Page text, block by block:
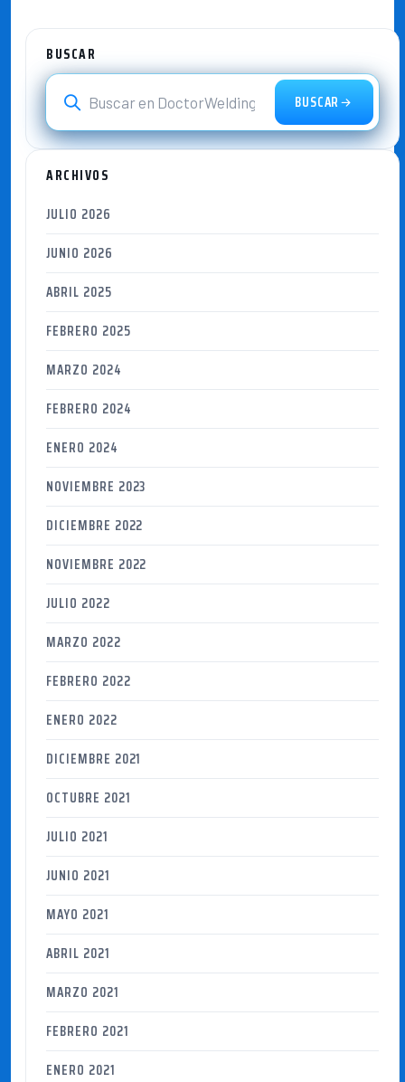
BUSCAR
BUSCAR
ARCHIVOS
JULIO 2026
JUNIO 2026
ABRIL 2025
FEBRERO 2025
MARZO 2024
FEBRERO 2024
ENERO 2024
NOVIEMBRE 2023
DICIEMBRE 2022
NOVIEMBRE 2022
JULIO 2022
MARZO 2022
FEBRERO 2022
ENERO 2022
DICIEMBRE 2021
OCTUBRE 2021
JULIO 2021
JUNIO 2021
MAYO 2021
ABRIL 2021
MARZO 2021
FEBRERO 2021
ENERO 2021